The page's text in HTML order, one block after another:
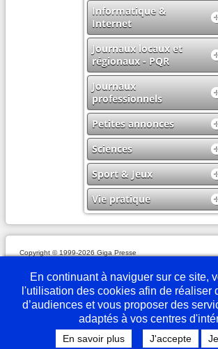
Informatique &
Internet
Journaux locaux et
régionaux - PQR
Journaux
professionnels
Petites annonces
Sciences
Sport & Jeux
Vie pratique
Copyright © 1999-2026 Giga Presse
Nous écrire
Desktop Version
En continuant à naviguer sur ce site,
l'utilisation des cookies afin de réaliser
d’audiences et vous proposer des
adaptés à vos centres
En savoir plus J'accepte